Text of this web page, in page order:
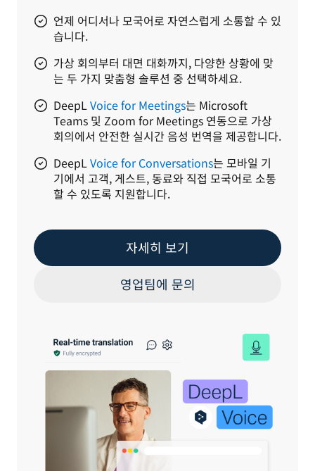
언제 어디서나 모국어로 자연스럽게 소통할 수 있
습니다.
가상 회의부터 대면 대화까지, 다양한 상황에 맞
는 두 가지 맞춤형 솔루션 중 선택하세요.
DeepLVoice for Meetings는 Microsoft
Teams 및 Zoom for Meetings 연동으로 가상
회의에서 안전한 실시간 음성 번역을 제공합니다.
DeepLVoice for Conversations는 모바일 기
기에서 고객, 게스트, 동료와 직접 모국어로 소통
할 수 있도록 지원합니다.
자세히 보기
영업팀에 문의